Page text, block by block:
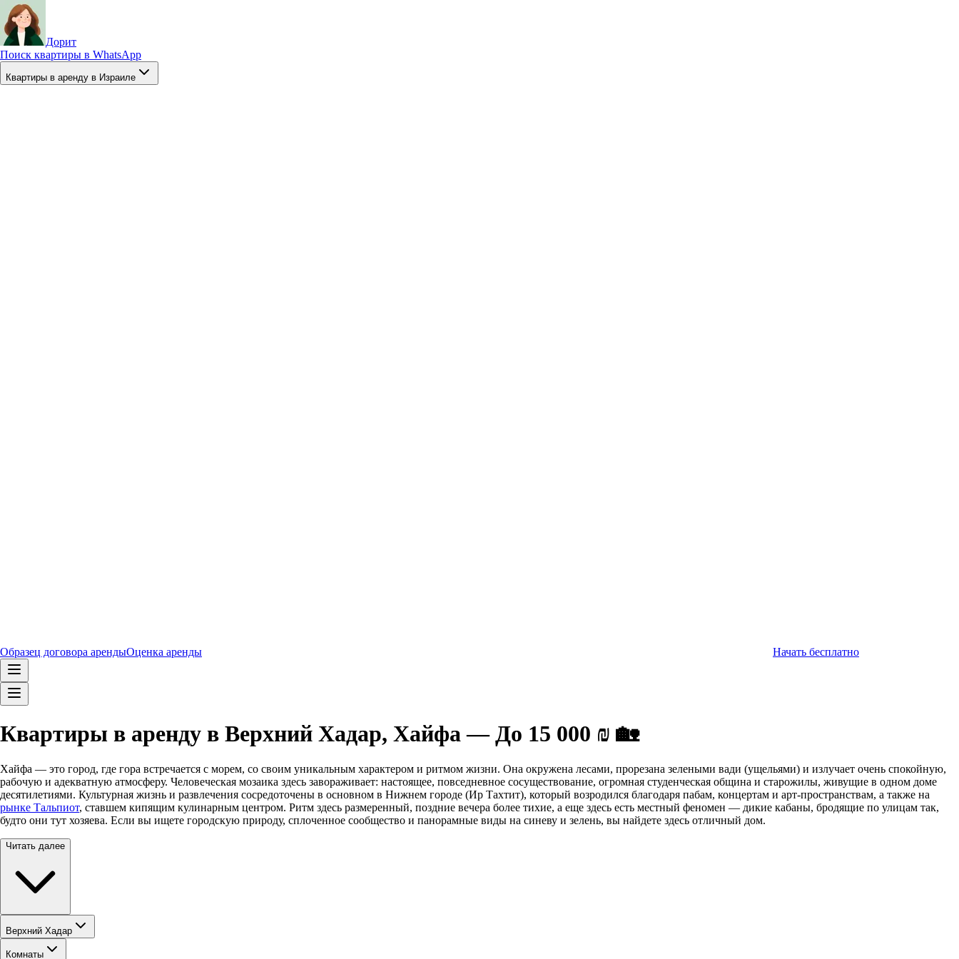
Дорит
Поиск квартиры в WhatsApp
Квартиры в аренду в Израиле
Образец договора арендыОценка аренды Начать бесплатно
Квартиры в аренду в Верхний Хадар, Хайфа — До 15 000 ₪ 🏡
Хайфа — это город, где гора встречается с морем, со своим уникальным характером и ритмом жизни. Она окружена лесами, прорезана зелеными вади (ущельями) и излучает очень спокойную,
рабочую и адекватную атмосферу. Человеческая мозаика здесь завораживает: настоящее, повседневное сосуществование, огромная студенческая община и старожилы, живущие в одном доме
десятилетиями. Культурная жизнь и развлечения сосредоточены в основном в Нижнем городе (Ир Тахтит), который возродился благодаря пабам, концертам и арт-пространствам, а также на
рынке Тальпиот, ставшем кипящим кулинарным центром. Ритм здесь размеренный, поздние вечера более тихие, а еще здесь есть местный феномен — дикие кабаны, бродящие по улицам так,
будто они тут хозяева. Если вы ищете городскую природу, сплоченное сообщество и панорамные виды на синеву и зелень, вы найдете здесь отличный дом.
Читать далее
Верхний Хадар
Комнаты